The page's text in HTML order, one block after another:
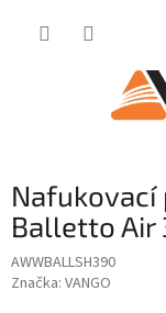
Nafukovací
Balletto Air
AWWBALLSH390
Značka: VANGO